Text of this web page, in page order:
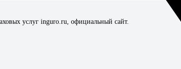
услуг inguro.ru, официальный сайт.